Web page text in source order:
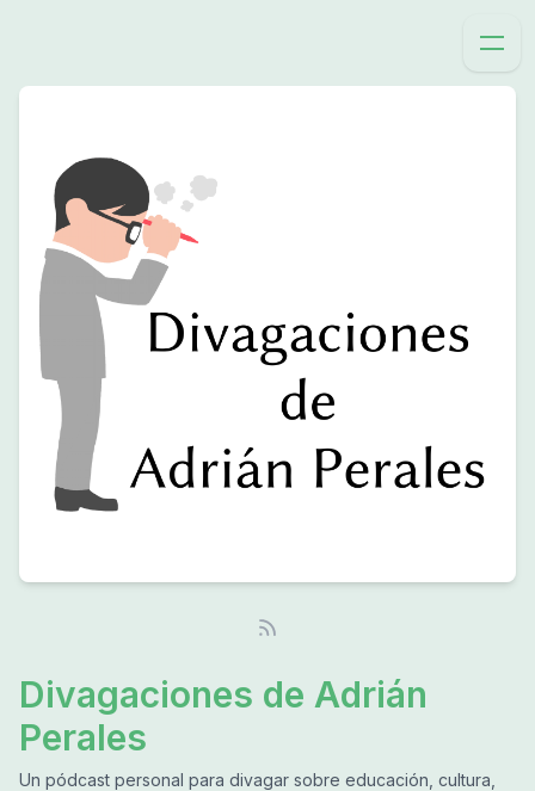
Divagaciones de Adrián
Perales
Un pódcast personal para divagar sobre educación, cultura,